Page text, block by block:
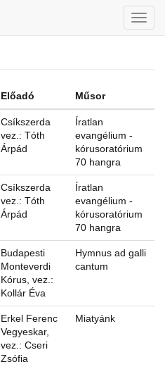
Előadó Műsor
Csíkszerda
vez.: Tóth
Árpád
Íratlan
evangélium -
kórusoratórium
70 hangra
Csíkszerda
vez.: Tóth
Árpád
Íratlan
evangélium -
kórusoratórium
70 hangra
Budapesti
Monteverdi
Kórus, vez.:
Kollár Éva
Hymnus ad galli
cantum
Erkel Ferenc
Vegyeskar,
vez.: Cseri
Zsófia
Miatyánk